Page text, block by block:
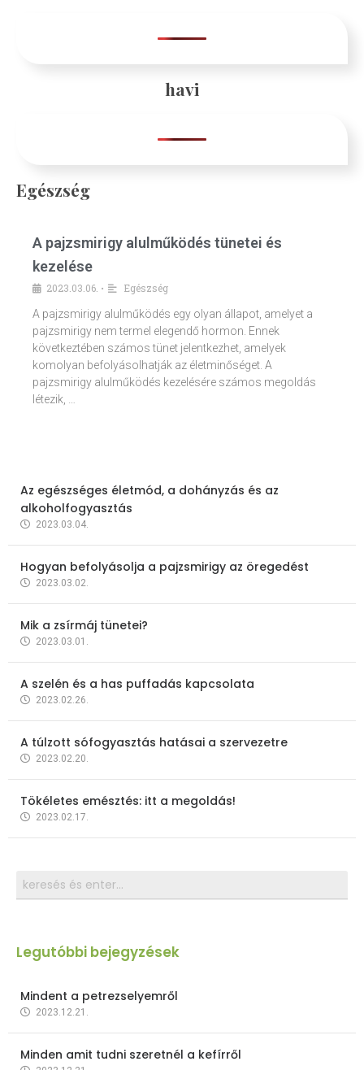
havi
Egészség
A pajzsmirigy alulműködés tünetei és
kezelése
2023.03.06. •
Egészség
A pajzsmirigy alulműködés egy olyan állapot, amelyet a
pajzsmirigy nem termel elegendő hormon. Ennek
következtében számos tünet jelentkezhet, amelyek
komolyan befolyásolhatják az életminőséget. A
pajzsmirigy alulműködés kezelésére számos megoldás
létezik, …
Az egészséges életmód, a dohányzás és az
alkoholfogyasztás
2023.03.04.
Hogyan befolyásolja a pajzsmirigy az öregedést
2023.03.02.
Mik a zsírmáj tünetei?
2023.03.01.
A szelén és a has puffadás kapcsolata
2023.02.26.
A túlzott sófogyasztás hatásai a szervezetre
2023.02.20.
Tökéletes emésztés: itt a megoldás!
2023.02.17.
Legutóbbi bejegyzések
Mindent a petrezselyemről
2023.12.21.
Minden amit tudni szeretnél a kefírről